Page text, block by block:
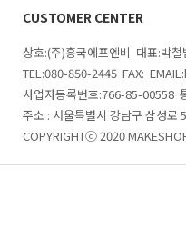
CUSTOMER CENTER
상호:(주)흥국에프엔비 대표:박
TEL:080-850-2445 FAX:
사업자등록번호:766-85-00558
주소 : 서울특별시 강남구 삼성로
COPYRIGHTⓒ 2020